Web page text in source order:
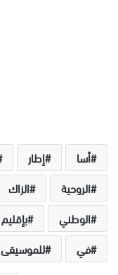
أسا إطار
الروحية
الزاك
الوطني
بإقليم
في
للموسيقى